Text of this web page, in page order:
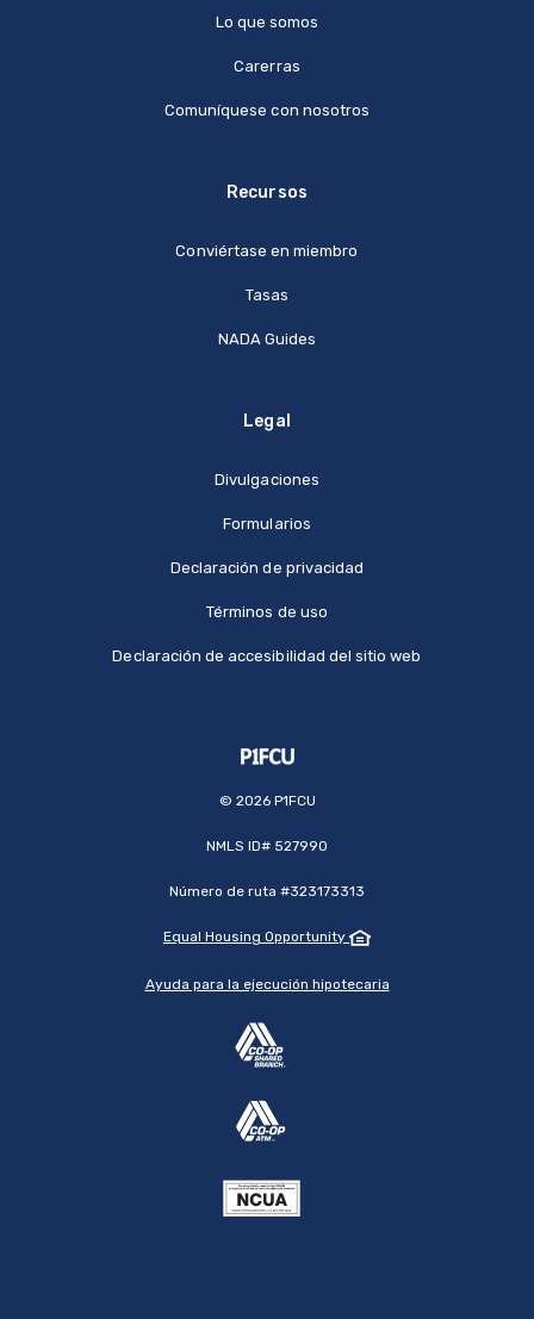
Lo que somos
Carerras
Comuníquese con nosotros
Recursos
Conviértase en miembro
Tasas
NADA Guides
Legal
Divulgaciones
Formularios
Declaración de privacidad
Términos de uso
Declaración de accesibilidad del sitio web
© 2026P1FCU
NMLS ID# 527990
Número de ruta #323173313
Equal Housing Opportunity
Ayuda para la ejecución hipotecaria